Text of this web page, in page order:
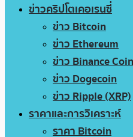
ข่าวคริปโตเคอเรนซี่
ข่าว Bitcoin
ข่าว Ethereum
ข่าว Binance Coin
ข่าว Dogecoin
ข่าว Ripple (XRP)
ราคาและการวิเคราะห์
ราคา Bitcoin